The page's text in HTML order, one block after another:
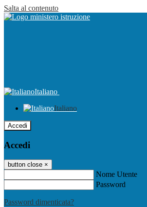
Salta al contenuto
Italiano
Italiano
Accedi
Accedi
button close ×
Nome Utente
Password
Password dimenticata?